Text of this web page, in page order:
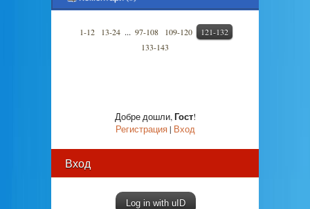
1-12 13-24 ... 97-108 109-120
121-132
133-143
Добре дошли,Гост!
Регистрация| Вход
Вход
Log in with uID